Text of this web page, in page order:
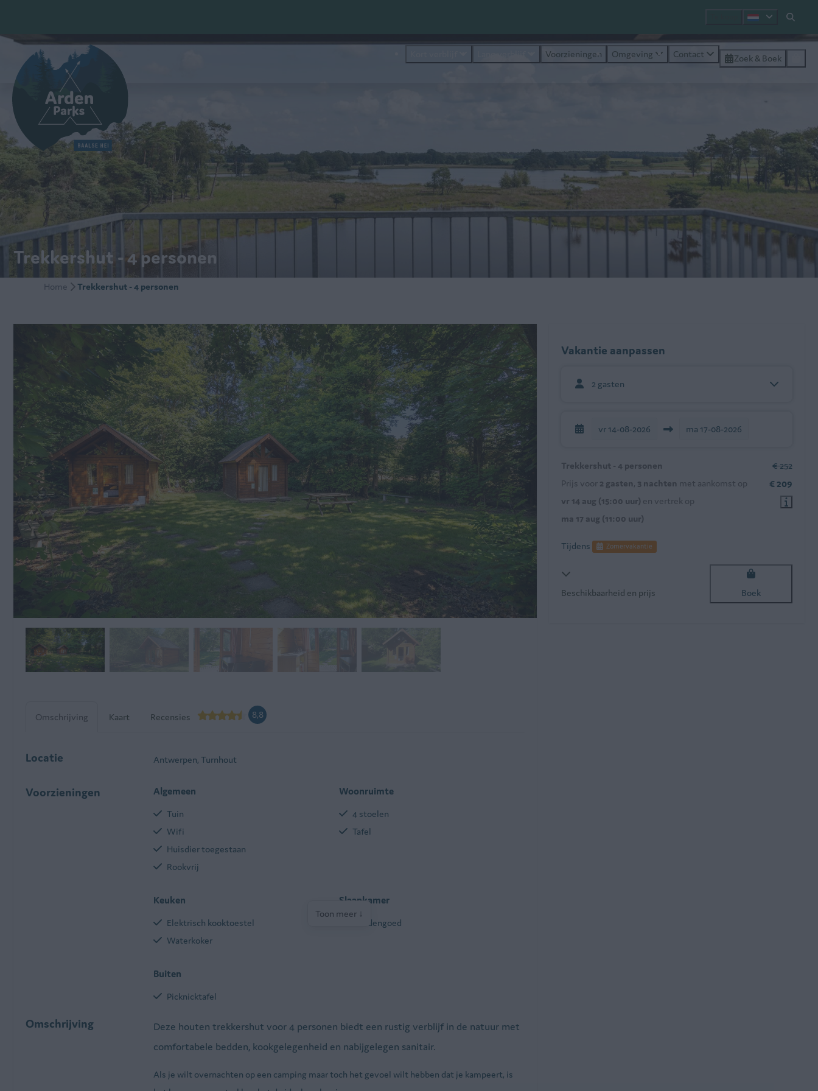
Voorzieningen Omgeving Contact Zoek & Boek
Trekkershut - 4 personen
Home Trekkershut - 4 personen
Omschrijving Kaart Recensies 8,8
Locatie Antwerpen, Turnhout
Voorzieningen Algemeen
Tuin
Wifi
Huisdier toegestaan
Rookvrij
Woonruimte
4 stoelen
Tafel
Keuken
Elektrisch kooktoestel
Waterkoker
Slaapkamer
Beddengoed
Buiten
Picknicktafel
Toon meer ↓
Omschrijving
Deze houten trekkershut voor 4 personen biedt een rustig verblijf in de natuur met
comfortabele bedden, kookgelegenheid en nabijgelegen sanitair.
Als je wilt overnachten op een camping maar toch het gevoel wilt hebben dat je kampeert, is
Vakantie aanpassen
2 gasten
vr 14-08-2026 ma 17-08-2026
€ 252
€ 209
Trekkershut - 4 personen
Prijs voor 2 gasten, 3 nachten met aankomst op
vr 14 aug (15:00 uur) en vertrek op
ma 17 aug (11:00 uur)
Tijdens Zomervakantie
Beschikbaarheid en prijs Boek